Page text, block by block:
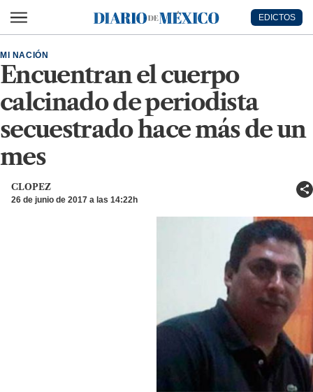
Diario de México
EDICTOS
Encuentran el cuerpo
calcinado de periodista
secuestrado hace más de un
mes
MI NACIÓN
CLOPEZ
26 de junio de 2017 a las 14:22h